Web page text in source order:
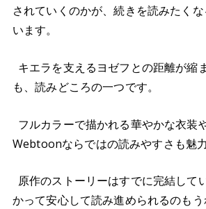
されていくのかが、続きを読みたく
います。
キエラを支えるヨゼフとの距離が縮
も、読みどころの一つです。
フルカラーで描かれる華やかな衣装
Webtoonならではの読みやすさも魅力
原作のストーリーはすでに完結して
かって安心して読み進められるのも